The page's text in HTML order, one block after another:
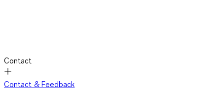
Contact
Contact & Feedback